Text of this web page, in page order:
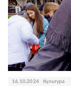
16.10.2024 Культура